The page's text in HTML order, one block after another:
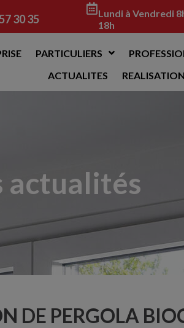
30 35
Lundi à Vendredi
18h
PARTICULIERS
ACTUALITES
actualités
DE PERGOLA